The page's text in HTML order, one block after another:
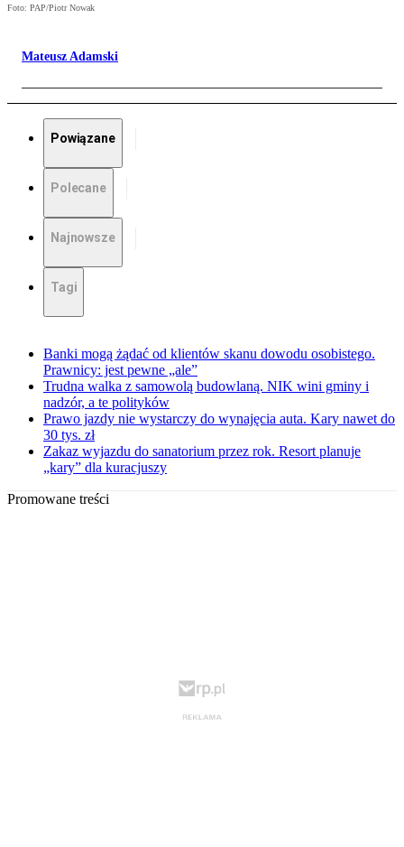
Foto: PAP/Piotr Nowak
Mateusz Adamski
Powiązane
Polecane
Najnowsze
Tagi
Banki mogą żądać od klientów skanu dowodu osobistego.
Prawnicy: jest pewne „ale”
Trudna walka z samowolą budowlaną. NIK wini gminy i
nadzór, a te polityków
Prawo jazdy nie wystarczy do wynajęcia auta. Kary nawet do
30 tys. zł
Zakaz wyjazdu do sanatorium przez rok. Resort planuje
„kary” dla kuracjuszy
Promowane treści